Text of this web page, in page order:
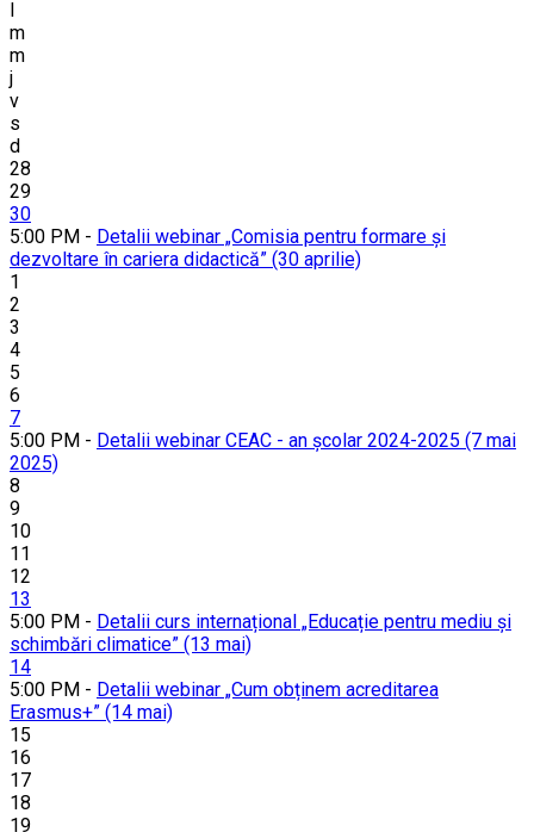
l
m
m
j
v
s
d
28
29
30
5:00 PM - Detalii webinar „Comisia pentru formare și
dezvoltare în cariera didactică” (30 aprilie)
1
2
3
4
5
6
7
5:00 PM - Detalii webinar CEAC - an școlar 2024-2025 (7 mai
2025)
8
9
10
11
12
13
5:00 PM - Detalii curs internațional „Educație pentru mediu și
schimbări climatice” (13 mai)
14
5:00 PM - Detalii webinar „Cum obținem acreditarea
Erasmus+” (14 mai)
15
16
17
18
19